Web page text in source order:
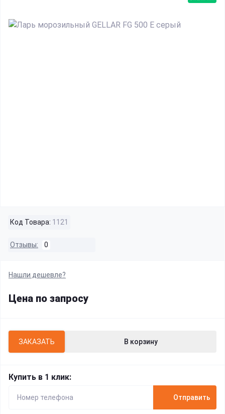
Код Товара: 1121
Отзывы: 0
Нашли дешевле?
Цена по запросу
ЗАКАЗАТЬ В корзину
Купить в 1 клик:
Отправить